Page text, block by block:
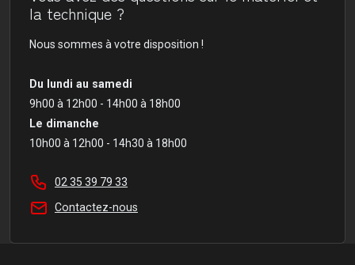
la technique ?
Nous sommes à votre disposition !
Du lundi au samedi
9h00 à 12h00 - 14h00 à 18h00
Le dimanche
10h00 à 12h00 - 14h30 à 18h00
02 35 39 79 33
Contactez-nous